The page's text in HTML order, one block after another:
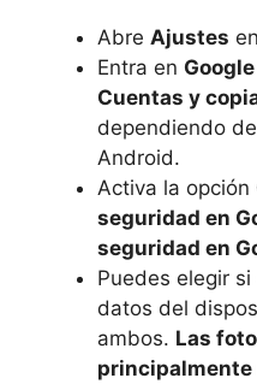
Abre Ajustes
Entra en Google
Cuentas y
dependiendo
Android.
Activa la opción
seguridad en
seguridad en
Puedes elegir
datos del
ambos. Las
principalmente